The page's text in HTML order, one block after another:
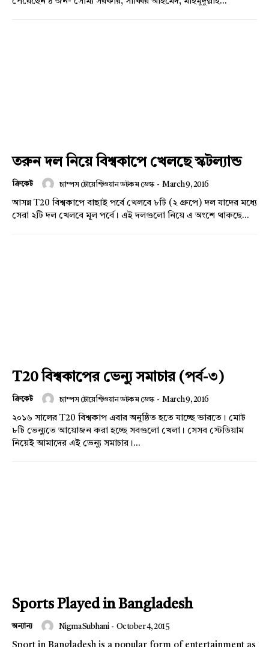
তরুন দল নিয়ে বিশ্বকাপে খেলছে স্কটল্যান্ড
ক্রিকেট চ্যাম্পস টোয়েন্টিওয়ান ডটকম ডেস্ক - March 9, 2016
আসন্ন T20 বিশ্বকাপে বাছাই পর্বে খেলবে ৮টি (২ গ্রুপে) দল যাদের মধ্যে
সেরা ২টি দল খেলবে মূল পর্বে। এই দলগুলো নিয়ে এ অংশে থাকছে...
T20 বিশ্বকাপের ভেন্যু সমাচার (পর্ব-৩)
ক্রিকেট চ্যাম্পস টোয়েন্টিওয়ান ডটকম ডেস্ক - March 9, 2016
২০১৬ সালের T20 বিশ্বকাপ এবার অনুষ্ঠিত হতে যাচ্ছে ভারতে। মোট
৮টি ভেন্যুতে আয়োজন করা হচ্ছে সবগুলো খেলা। সেসব স্টেডিয়াম
নিয়েই আমাদের এই ভেন্যু সমাচার।...
Sports Played in Bangladesh
অন্যান্য Nigma Subhani - October 4, 2015